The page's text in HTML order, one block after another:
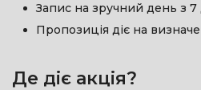
Запис на зручний день з
Пропозиція діє на
Де діє акція?